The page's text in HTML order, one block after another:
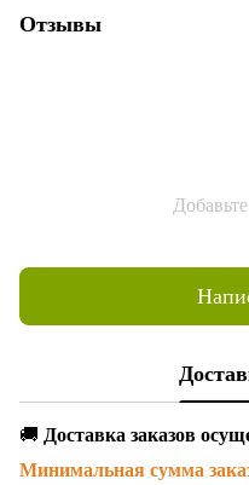
Отзывы
🚚 Доставка заказов
Минимальная сумма